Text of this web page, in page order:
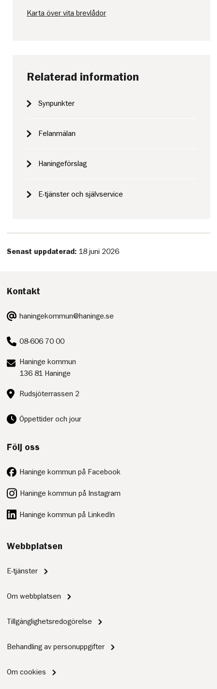
Karta över vita brevlådor
Relaterad information
Synpunkter
Felanmälan
Haningeförslag
E-tjänster och självservice
Senast uppdaterad: 18 juni 2026
Kontakt
E-
post:
haningekommun@haninge.se
Telefon:
08-606 70 00
Postadress:
Haninge kommun
136 81 Haninge
Besöksadress:
Rudsjöterrassen 2
Öppettider och jour
Följ oss
Haninge kommun på Facebook
Haninge kommun på Instagram
Haninge kommun på LinkedIn
Webbplatsen
E-tjänster
Om webbplatsen
Tillgänglighetsredogörelse
Behandling av personuppgifter
Om cookies